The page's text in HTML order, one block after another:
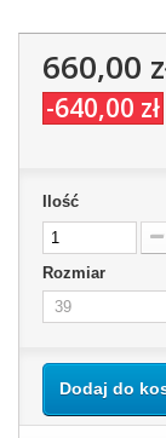
660,00
-640,00 zł
Ilość
Rozmiar
Dodaj do